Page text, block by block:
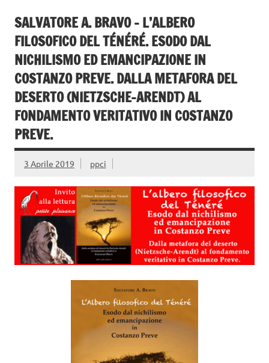
o
o
k
r
vi
di
SALVATORE A. BRAVO – L’ALBERO
FILOSOFICO DEL TÉNÉRÉ. ESODO DAL
NICHILISMO ED EMANCIPAZIONE IN
COSTANZO PREVE. DALLA METAFORA DEL
DESERTO (NIETZSCHE-ARENDT) AL
FONDAMENTO VERITATIVO IN COSTANZO
PREVE.
3 Aprile 2019 ppci